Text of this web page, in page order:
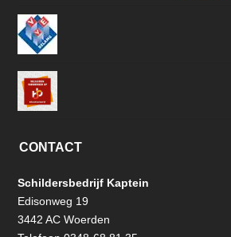
CONTACT
Schildersbedrijf Kaptein
Edisonweg 19
3442 AC Woerden